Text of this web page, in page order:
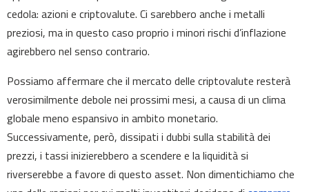
cedola: azioni e criptovalute. Ci sarebbero anche i metalli
preziosi, ma in questo caso proprio i minori rischi d’inflazione
agirebbero nel senso contrario.
Possiamo affermare che il mercato delle criptovalute resterà
verosimilmente debole nei prossimi mesi, a causa di un clima
globale meno espansivo in ambito monetario.
Successivamente, però, dissipati i dubbi sulla stabilità dei
prezzi, i tassi inizierebbero a scendere e la liquidità si
riverserebbe a favore di questo asset. Non dimentichiamo che